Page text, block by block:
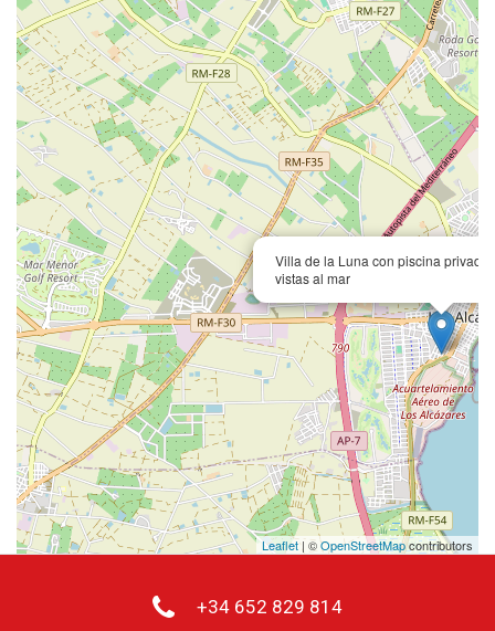
Villa de la Luna con piscina privada
vistas al mar
Leaflet| ©OpenStreetMapcontributors
+34 652 829 814